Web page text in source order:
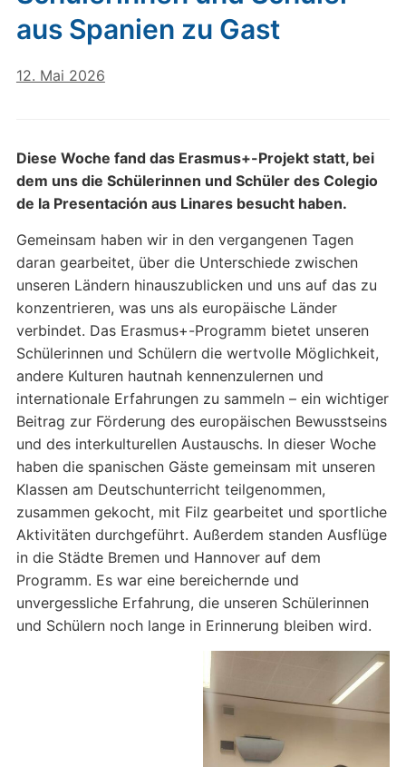
aus Spanien zu Gast
12. Mai 2026
Diese Woche fand das Erasmus+-Projekt statt, bei
dem uns die Schülerinnen und Schüler des Colegio
de la Presentación aus Linares besucht haben.
Gemeinsam haben wir in den vergangenen Tagen
daran gearbeitet, über die Unterschiede zwischen
unseren Ländern hinauszublicken und uns auf das zu
konzentrieren, was uns als europäische Länder
verbindet. Das Erasmus+-Programm bietet unseren
Schülerinnen und Schülern die wertvolle Möglichkeit,
andere Kulturen hautnah kennenzulernen und
internationale Erfahrungen zu sammeln – ein wichtiger
Beitrag zur Förderung des europäischen Bewusstseins
und des interkulturellen Austauschs. In dieser Woche
haben die spanischen Gäste gemeinsam mit unseren
Klassen am Deutschunterricht teilgenommen,
zusammen gekocht, mit Filz gearbeitet und sportliche
Aktivitäten durchgeführt. Außerdem standen Ausflüge
in die Städte Bremen und Hannover auf dem
Programm. Es war eine bereichernde und
unvergessliche Erfahrung, die unseren Schülerinnen
und Schülern noch lange in Erinnerung bleiben wird.